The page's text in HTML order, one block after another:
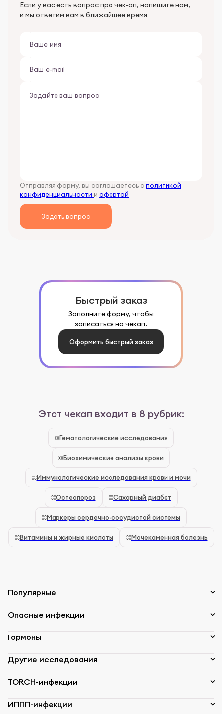
Если у вас есть вопрос про чек-ап, напишите нам,
и мы ответим вам в ближайшее время
Отправляя форму, вы соглашаетесь сполитикой
конфиденциальности и офертой
Задать вопрос
Быстрый заказ
Заполните форму, чтобы
записаться на чекап.
Оформить быстрый заказ
Этот чекап входит в 8 рубрик:
Гематологические исследования
Биохимические анализы крови
Иммунологические исследования крови и мочи
Остеопороз Сахарный диабет
Маркеры сердечно-сосудистой системы
Витамины и жирные кислоты Мочекаменная болезнь
Популярные
Опасные инфекции
Гормоны
Другие исследования
TORCH-инфекции
ИППП-инфекции